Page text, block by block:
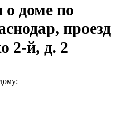
доме по
проезд
2-й, д. 2